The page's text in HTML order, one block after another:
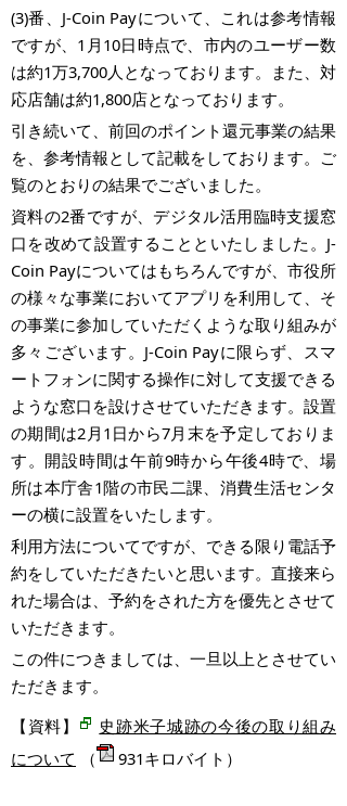
(3)番、 J-Coin Payについて、これは参考情報
ですが、 1 月 10日時点で、市内のユーザー数
は約1万3,700人となっております。また、対
応店舗は約1,800店となっております。
引き続いて、前回のポイント還元事業の結果
を、参考情報として記載をしております。ご
覧のとおりの結果でございました。
資料の2番ですが、デジタル活用臨時支援窓
口を改めて設置することといたしました。 J-
Coin Payについてはもちろんですが、市役所
の様々な事業においてアプリを利用して、そ
の事業に参加していただくような取り組みが
多々ございます。 J-Coin Payに限らず、スマ
ートフォンに関する操作に対して支援できる
ような窓口を設けさせていただきます。設置
の期間は2月 1 日から7月末を予定しておりま
す。開設時間は午前9時から午後4時で、場
所は本庁舎1階の市民二課、消費生活センタ
ーの横に設置をいたします。
利用方法についてですが、できる限り電話予
約をしていただきたいと思います。直接来ら
れた場合は、予約をされた方を優先とさせて
いただきます。
この件につきましては、一旦以上とさせてい
ただきます。
【資料】
史跡米子城跡の今後の取り組み
について
（ 931キロバイト）